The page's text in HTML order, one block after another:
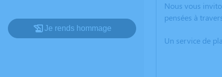
Je rends hommage
Nous vous
pensées à
Un service de